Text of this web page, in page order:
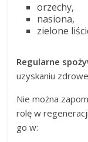
orzechy,
nasiona,
zielone
Regularne
uzyskaniu
Nie można
rolę w
go w: